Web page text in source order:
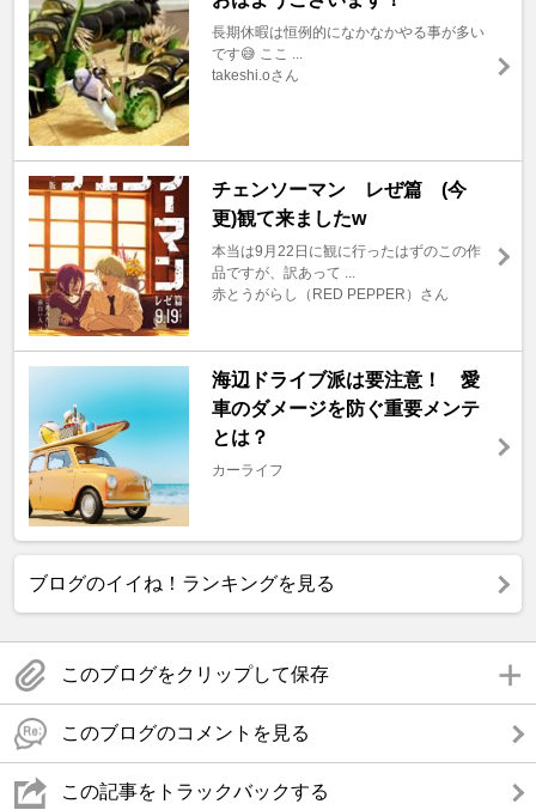
長期休暇は恒例的になかなかやる事が多い
です😅 ここ ...
takeshi.oさん
チェンソーマン レぜ篇 (今
更)観て来ましたw
本当は9月22日に観に行ったはずのこの作
品ですが、訳あって ...
赤とうがらし（RED PEPPER）さん
海辺ドライブ派は要注意！ 愛
車のダメージを防ぐ重要メンテ
とは？
カーライフ
ブログのイイね！ランキングを見る
このブログをクリップして保存
このブログのコメントを見る
この記事をトラックバックする